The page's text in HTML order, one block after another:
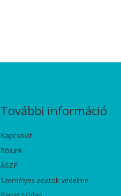
További információ
Kapcsolat
Rólunk
ÁSZF
Személyes adatok védelme